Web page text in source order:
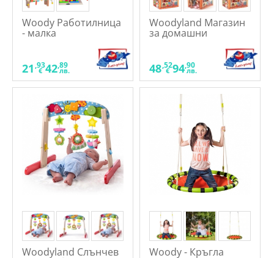
Woody Работилница
- малка
21,93
€ 42,89
лв.
Woodyland Магазин
за домашни
къщичка за игра
48,52
€ 94,90
лв.
Woodyland Слънчев Woody - Кръгла